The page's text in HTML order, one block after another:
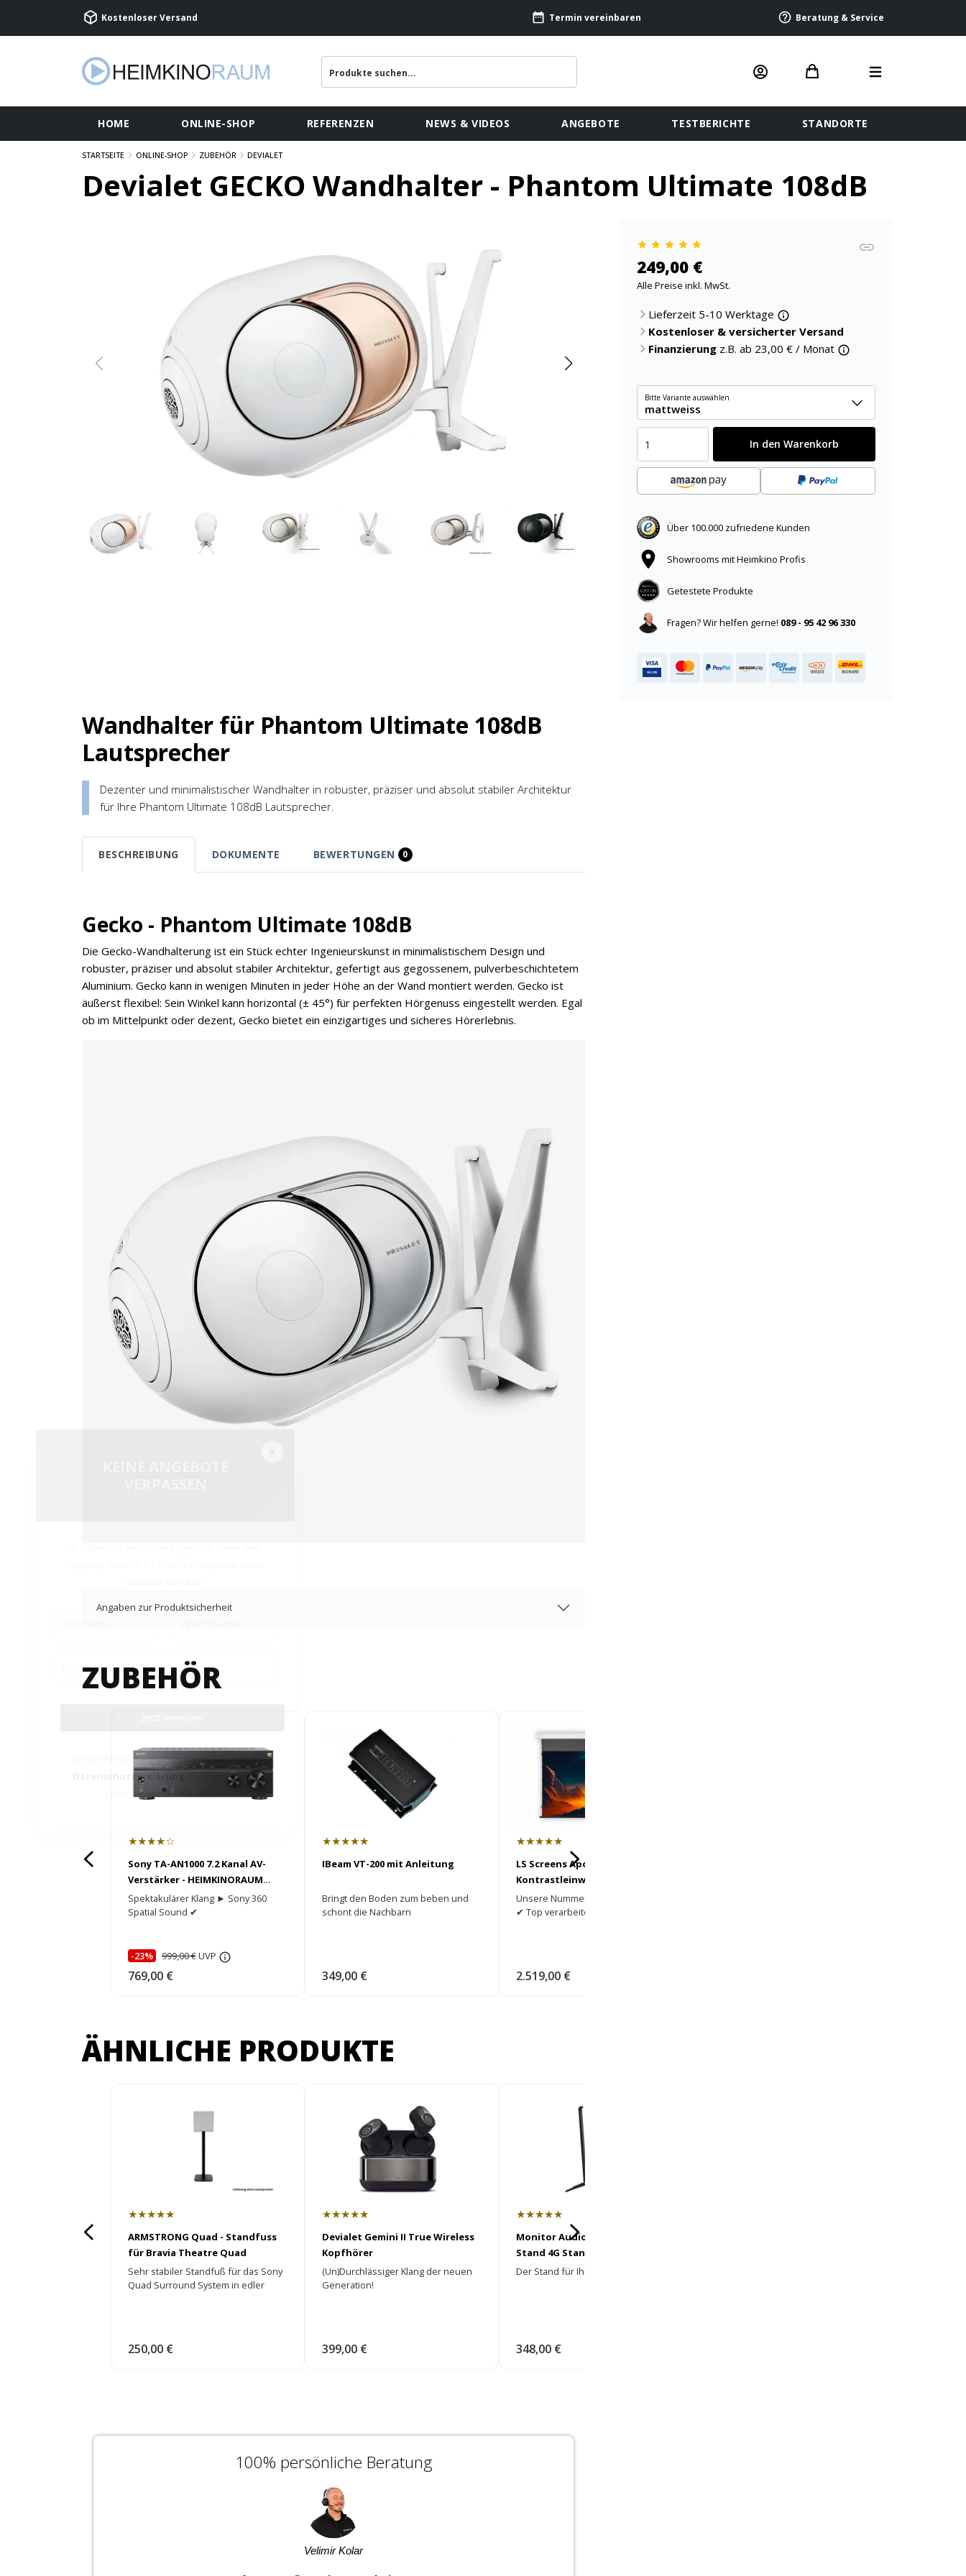
Kostenloser Versand Termin vereinbaren Beratung & Service
HOME ONLINE-SHOP REFERENZEN NEWS & VIDEOS ANGEBOTE TESTBERICHTE STANDORTE
STARTSEITE ONLINE-SHOP ZUBEHÖR DEVIALET
Devialet GECKO Wandhalter - Phantom Ultimate 108dB
249,00 €
Alle Preise inkl. MwSt.
Lieferzeit 5-10 Werktage
Kostenloser & versicherter Versand
Finanzierung z.B. ab 23,00 € / Monat
Bitte Variante auswählen
mattweiss
In den Warenkorb
Über 100.000 zufriedene Kunden
Showrooms mit Heimkino Profis
Getestete Produkte
Fragen? Wir helfen gerne! 089 - 95 42 96 330
Wandhalter für Phantom Ultimate 108dB
Lautsprecher
Dezenter und minimalistischer Wandhalter in robuster, präziser und absolut stabiler Architektur
für Ihre Phantom Ultimate 108dB Lautsprecher.
BESCHREIBUNG DOKUMENTE BEWERTUNGEN 0
Gecko - Phantom Ultimate 108dB
Die Gecko-Wandhalterung ist ein Stück echter Ingenieurskunst in minimalistischem Design und
robuster, präziser und absolut stabiler Architektur, gefertigt aus gegossenem, pulverbeschichtetem
Aluminium. Gecko kann in wenigen Minuten in jeder Höhe an der Wand montiert werden. Gecko ist
äußerst flexibel: Sein Winkel kann horizontal (± 45°) für perfekten Hörgenuss eingestellt werden. Egal
ob im Mittelpunkt oder dezent, Gecko bietet ein einzigartiges und sicheres Hörerlebnis.
Angaben zur Produktsicherheit
ZUBEHÖR
★★★★☆
Sony TA-AN1000 7.2 Kanal AV-
Verstärker - HEIMKINORAUM
Edition
Spektakulärer Klang ► Sony 360
Spatial Sound ✔
-23% 999,00 €UVP
769,00 €
★★★★★
IBeam VT-200 mit Anleitung
Bringt den Boden zum beben und
schont die Nachbarn
349,00 €
★★★★★
LS Screens ApolloMotion Dark
Kontrastleinwand
Unsere Nummer 1 ► Bester Kontrast
✔ Top verarbeitet ✔
2.519,00 €
ÄHNLICHE PRODUKTE
★★★★★
ARMSTRONG Quad - Standfuss
für Bravia Theatre Quad
Sehr stabiler Standfuß für das Sony
Quad Surround System in edler
250,00 €
★★★★★
Devialet Gemini II True Wireless
Kopfhörer
(Un)Durchlässiger Klang der neuen
Generation!
399,00 €
★★★★★
Monitor Audio Radius Floor
Stand 4G Standfuß
Der Stand für Ihren Radius 4G!
348,00 €
100% persönliche Beratung
Velimir Kolar
Datenschutzerklärung
jederzeit wieder abmelden.